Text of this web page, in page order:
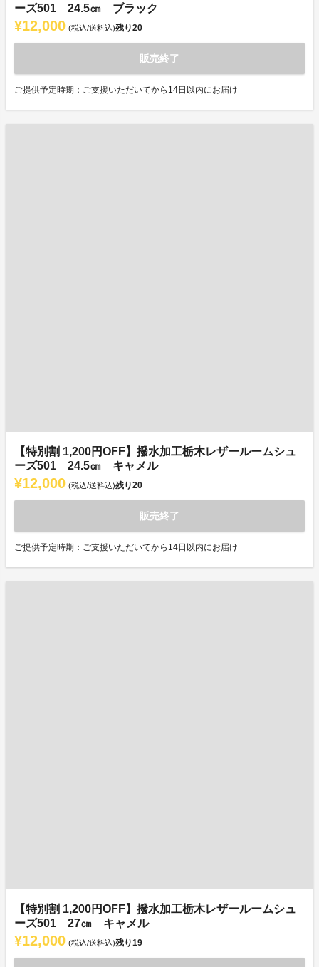
ーズ501 24.5㎝ ブラック
¥12,000 (税込/送料込)残り20
販売終了
ご提供予定時期：ご支援いただいてから14日以内にお届け
【特別割 1,200円OFF】撥水加工栃木レザールームシュ
ーズ501 24.5㎝ キャメル
¥12,000 (税込/送料込)残り20
販売終了
ご提供予定時期：ご支援いただいてから14日以内にお届け
【特別割 1,200円OFF】撥水加工栃木レザールームシュ
ーズ501 27㎝ キャメル
¥12,000 (税込/送料込)残り19